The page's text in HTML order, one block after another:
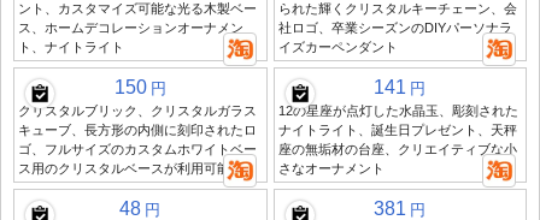
ント、カスタマイズ可能な光る木製ベー
ス、ホームデコレーションオーナメン
ト、ナイトライト
られた輝くクリスタルキーチェーン、会
社ロゴ、卒業シーズンのDIYパーソナラ
イズカーペンダント
150 円
クリスタルブリック、クリスタルガラス
キューブ、長方形の内側に刻印されたロ
ゴ、フルサイズのカスタムホワイトベー
ス用のクリスタルベースが利用可能です
141 円
12の星座が点灯した水晶玉、彫刻された
ナイトライト、誕生日プレゼント、天秤
座の無垢材の台座、クリエイティブな小
さなオーナメント
48 円 381 円